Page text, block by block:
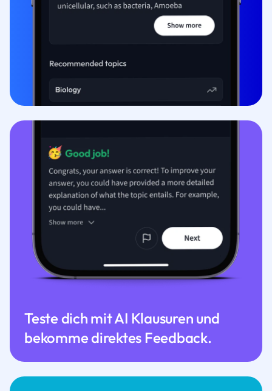
Teste dich mit AI Klausuren und
bekomme direktes Feedback.